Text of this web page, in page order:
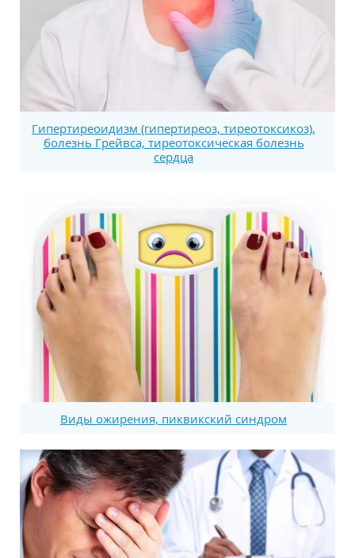
Гипертиреоидизм (гипертиреоз, тиреотоксикоз),
болезнь Грейвса, тиреотоксическая болезнь
сердца
Виды ожирения, пиквикский синдром